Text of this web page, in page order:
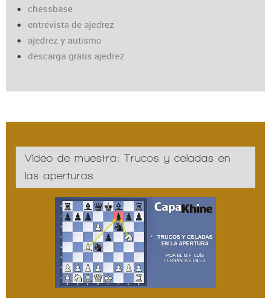
chessbase
entrevista de ajedrez
ajedrez y autismo
descarga gratis ajedrez
Vídeo de muestra: Trucos y celadas en
las aperturas